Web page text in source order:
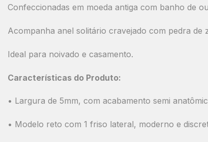
Confeccionadas em moeda antiga com banho de
Acompanha anel solitário cravejado com pedra
Ideal para noivado e casamento.
Características do Produto:
• Largura de 5mm, com acabamento semi
• Modelo reto com 1 friso lateral, moderno e